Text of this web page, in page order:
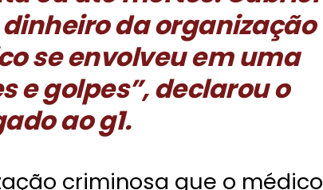
da organização
se envolveu em uma
e golpes”, declarou o
aog1.
criminosa que o médico